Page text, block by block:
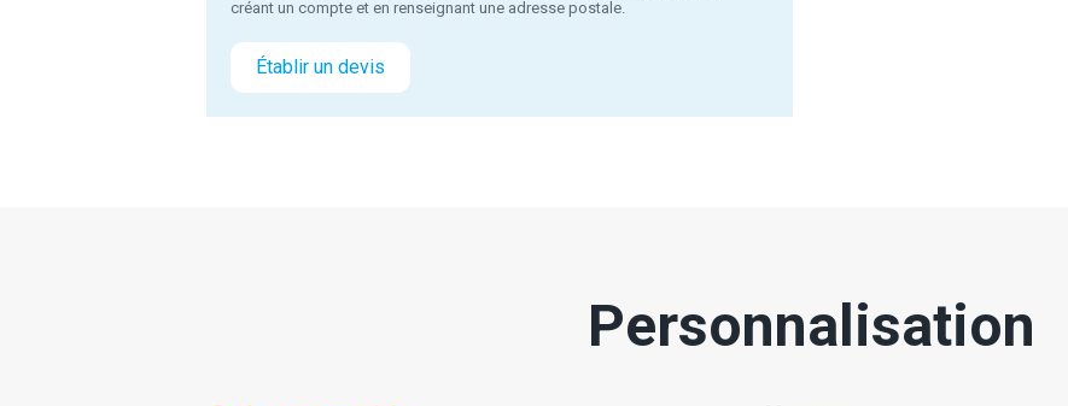
créant un compte et en renseignant une adresse postale.
Établir un devis
Personnalisation